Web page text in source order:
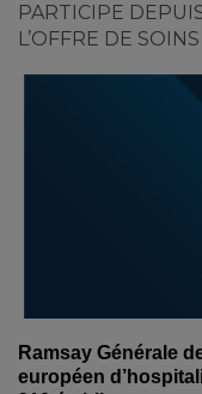
PARTICIPE
L’OFFRE DE
Ramsay Générale
européen